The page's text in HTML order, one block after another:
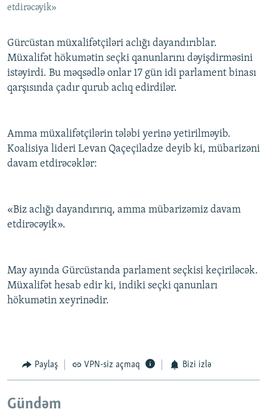
BIZIMLƏ ƏLAQƏ
XƏBƏR BÜLLETENLƏRIMIZ
etdirəcəyik»
Gürcüstan müxalifətçiləri aclığı dayandırıblar.
Müxalifət hökumətin seçki qanunlarını dəyişdirməsini
istəyirdi. Bu məqsədlə onlar 17 gün idi parlament binası
qarşısında çadır qurub aclıq edirdilər.
Amma müxalifətçilərin tələbi yerinə yetirilməyib.
Koalisiya lideri Levan Qaçeçiladze deyib ki, mübarizəni
davam etdirəcəklər:
«Biz aclığı dayandırırıq, amma mübarizəmiz davam
etdirəcəyik».
May ayında Gürcüstanda parlament seçkisi keçiriləcək.
Müxalifət hesab edir ki, indiki seçki qanunları
hökumətin xeyrinədir.
Paylaş VPN-siz açmaq Bizi izlə
Gündəm